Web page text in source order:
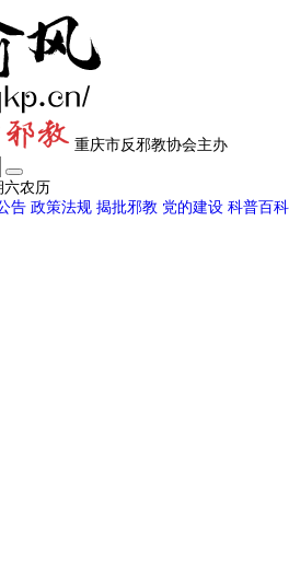
重庆市反邪教协会主办
六农历
告 政策法规 揭批邪教 党的建设 科普百科